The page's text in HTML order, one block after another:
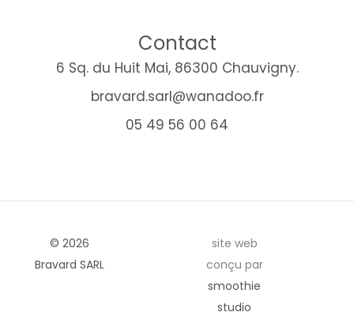
Contact
6 Sq. du Huit Mai, 86300 Chauvigny.
bravard.sarl@wanadoo.fr
05 49 56 00 64
© 2026
Bravard SARL
site web
conçu par
smoothie
studio